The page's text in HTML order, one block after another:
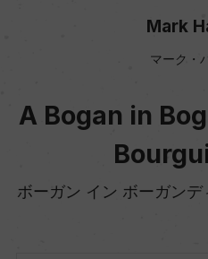
Mark
マーク・
A Bogan in
ボーガン イン ボーガン